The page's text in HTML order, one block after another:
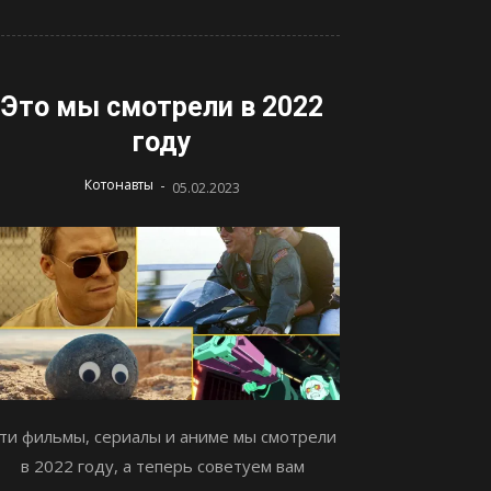
Это мы смотрели в 2022
году
Котонавты - 05.02.2023
фильмы, сериалы и аниме мы смотрели
в 2022 году, а теперь советуем вам